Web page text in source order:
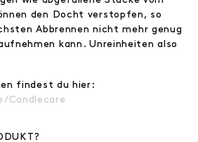
den Docht verstopfen, so
Abbrennen nicht mehr genug
kann. Unreinheiten also
findest du hier:
candlecare